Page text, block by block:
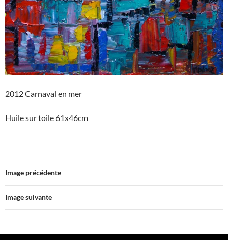
2012 Carnaval en mer
Huile sur toile 61x46cm
Image précédente
Image suivante